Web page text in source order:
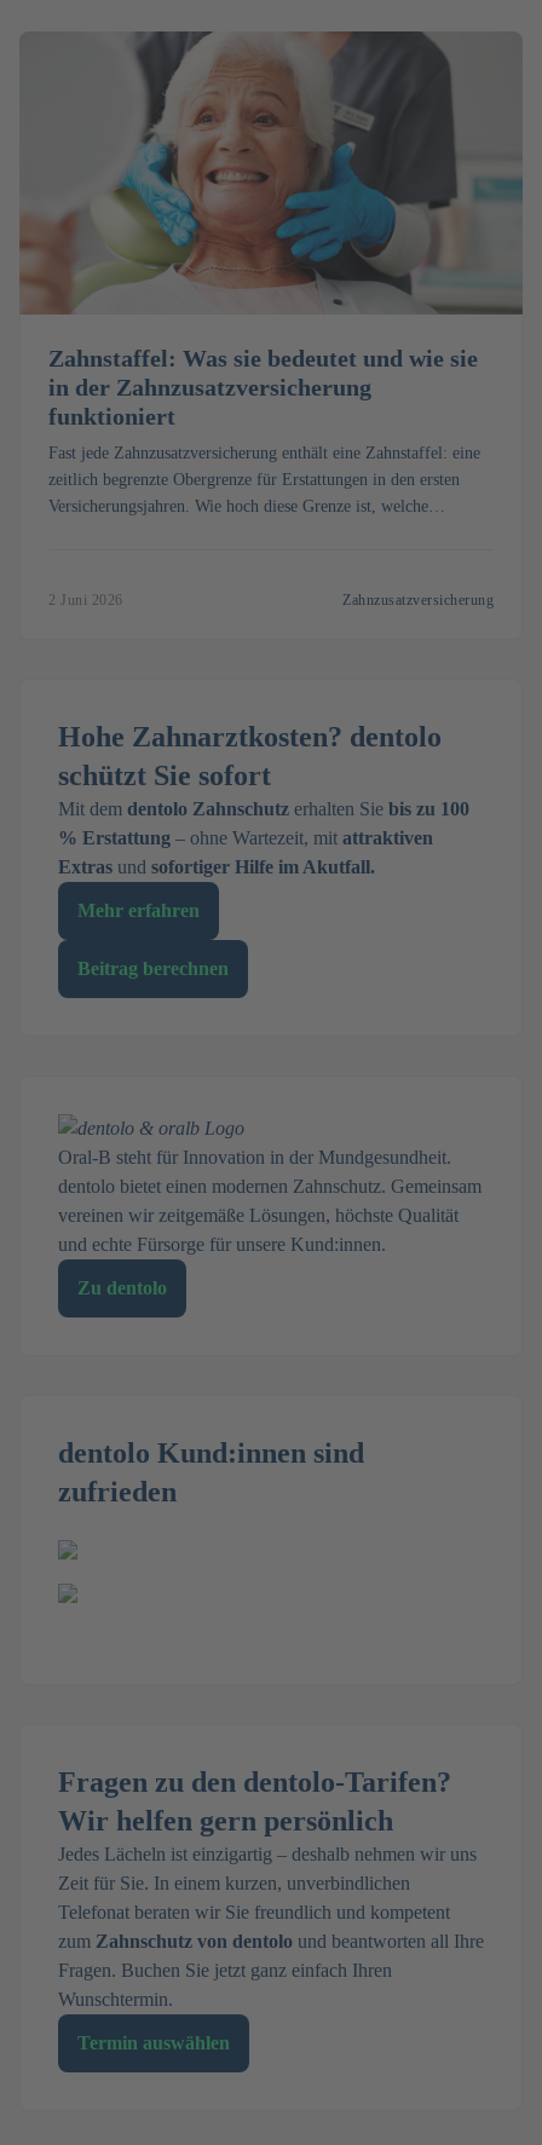
Zahnstaffel: Was sie bedeutet und wie sie
in der Zahnzusatzver­sicherung
funktioniert
Fast jede Zahnzusatzversicherung enthält eine Zahnstaffel: eine
zeitlich begrenzte Obergrenze für Erstattungen in den ersten
Versicherungsjahren. Wie hoch diese Grenze ist, welche
2 Juni 2026 Zahnzusatzversicherung
Hohe Zahnarztkosten? dentolo
schützt Sie sofort
Mit dem dentolo Zahnschutz erhalten Sie bis zu 100
% Erstattung – ohne Wartezeit, mit attraktiven
Extras und sofortiger Hilfe im Akutfall.
Mehr erfahren
Beitrag berechnen
Oral-B steht für Innovation in der Mundgesundheit.
dentolo bietet einen modernen Zahnschutz. Gemeinsam
vereinen wir zeitgemäße Lösungen, höchste Qualität
und echte Fürsorge für unsere Kund:innen.
Zu dentolo
dentolo Kund:innen sind
zufrieden
Fragen zu den dentolo-Tarifen?
Wir helfen gern persönlich
Jedes Lächeln ist einzigartig – deshalb nehmen wir uns
Zeit für Sie. In einem kurzen, unverbindlichen
Telefonat beraten wir Sie freundlich und kompetent
zum Zahnschutz von dentolo und beantworten all Ihre
Fragen. Buchen Sie jetzt ganz einfach Ihren
Wunschtermin.
Termin auswählen